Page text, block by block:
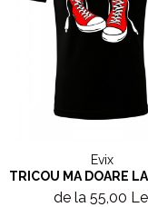
Evix
TRICOU MA DOARE
de la 55,00